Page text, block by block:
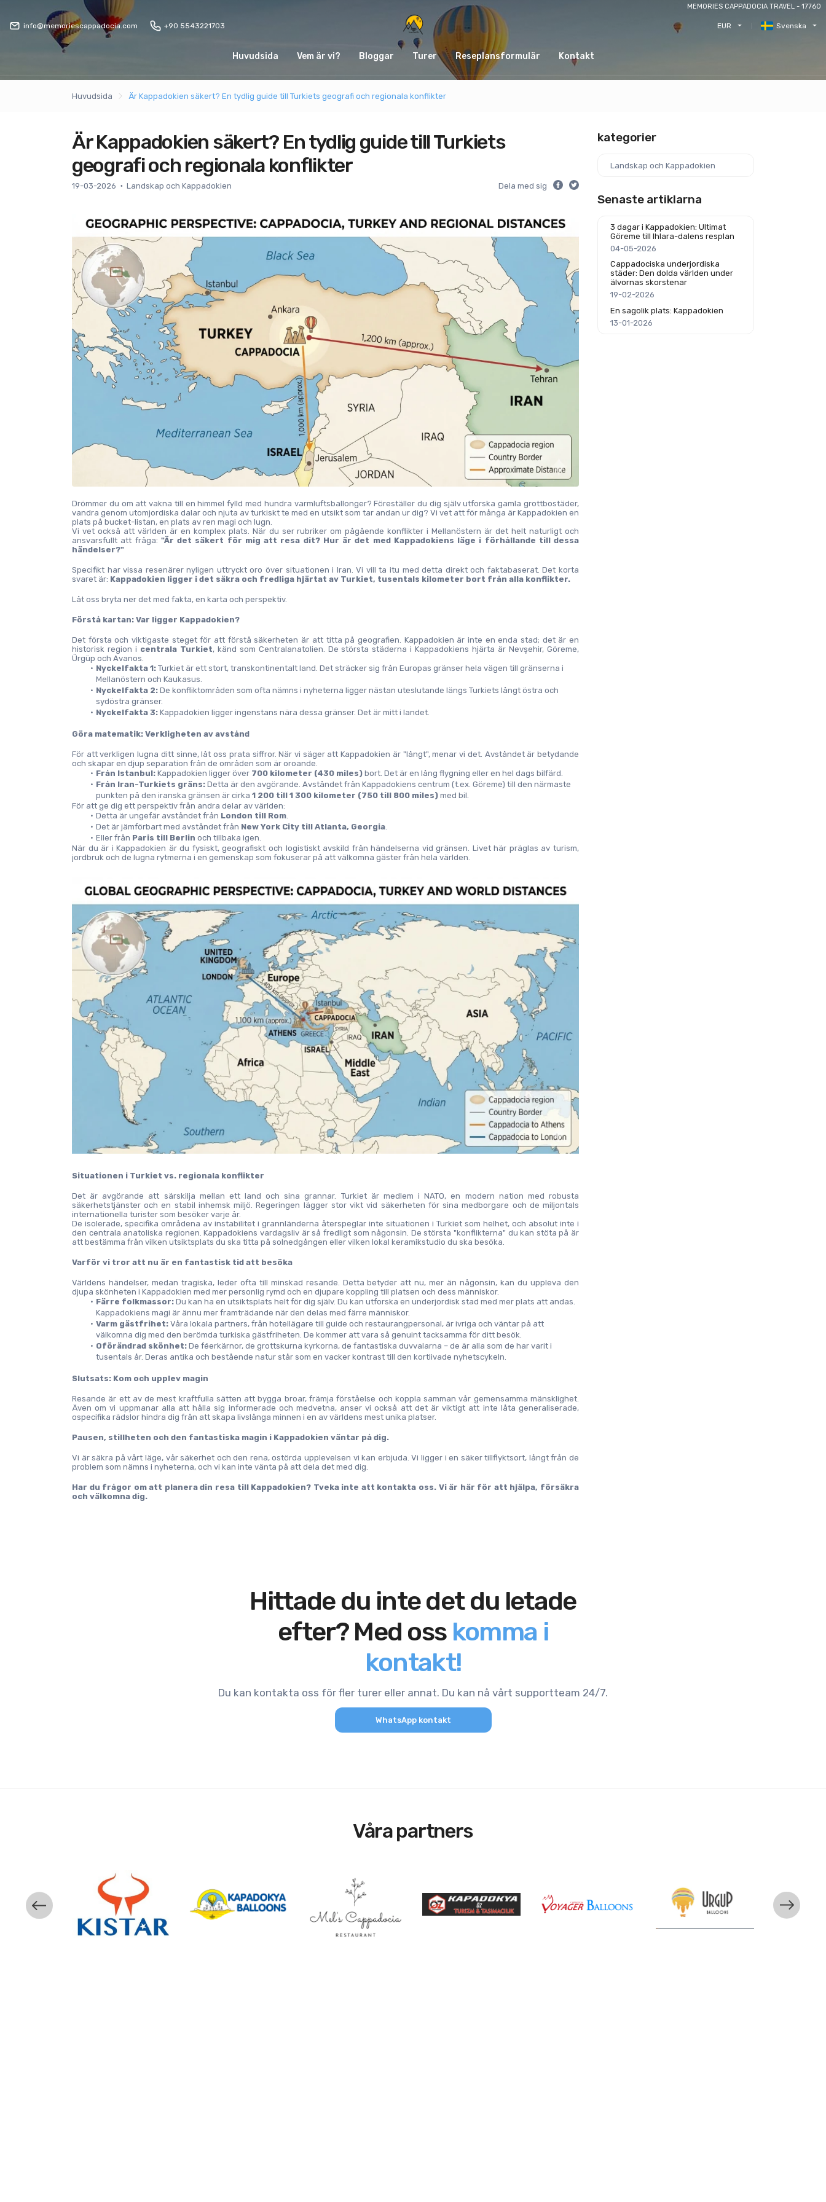
MEMORIES CAPPADOCIA TRAVEL - 17760
info@memoriescappadocia.com +90 5543221703 EUR Svenska
Huvudsida Vem är vi? Bloggar Turer Reseplansformulär Kontakt
Huvudsida Är Kappadokien säkert? En tydlig guide till Turkiets geografi och regionala konflikter
Är Kappadokien säkert? En tydlig guide till Turkiets
geografi och regionala konflikter
19-03-2026 Landskap och Kappadokien Dela med sig
Drömmer du om att vakna till en himmel fylld med hundra varmluftsballonger? Föreställer du dig själv utforska gamla grottbostäder,
vandra genom utomjordiska dalar och njuta av turkiskt te med en utsikt som tar andan ur dig? Vi vet att för många är Kappadokien en
plats på bucket-listan, en plats av ren magi och lugn.
Vi vet också att världen är en komplex plats. När du ser rubriker om pågående konflikter i Mellanöstern är det helt naturligt och
ansvarsfullt att fråga: "Är det säkert för mig att resa dit? Hur är det med Kappadokiens läge i förhållande till dessa
händelser?"
Specifikt har vissa resenärer nyligen uttryckt oro över situationen i Iran. Vi vill ta itu med detta direkt och faktabaserat. Det korta
svaret är: Kappadokien ligger i det säkra och fredliga hjärtat av Turkiet, tusentals kilometer bort från alla konflikter.
Låt oss bryta ner det med fakta, en karta och perspektiv.
Förstå kartan: Var ligger Kappadokien?
Det första och viktigaste steget för att förstå säkerheten är att titta på geografien. Kappadokien är inte en enda stad; det är en
historisk region i centrala Turkiet, känd som Centralanatolien. De största städerna i Kappadokiens hjärta är Nevşehir, Göreme,
Ürgüp och Avanos.
Nyckelfakta 1: Turkiet är ett stort, transkontinentalt land. Det sträcker sig från Europas gränser hela vägen till gränserna i
Mellanöstern och Kaukasus.
Nyckelfakta 2: De konfliktområden som ofta nämns i nyheterna ligger nästan uteslutande längs Turkiets långt östra och
sydöstra gränser.
Nyckelfakta 3: Kappadokien ligger ingenstans nära dessa gränser. Det är mitt i landet.
Göra matematik: Verkligheten av avstånd
För att verkligen lugna ditt sinne, låt oss prata siffror. När vi säger att Kappadokien är "långt", menar vi det. Avståndet är betydande
och skapar en djup separation från de områden som är oroande.
Från Istanbul: Kappadokien ligger över 700 kilometer (430 miles) bort. Det är en lång flygning eller en hel dags bilfärd.
Från Iran-Turkiets gräns: Detta är den avgörande. Avståndet från Kappadokiens centrum (t.ex. Göreme) till den närmaste
punkten på den iranska gränsen är cirka 1 200 till 1 300 kilometer (750 till 800 miles) med bil.
För att ge dig ett perspektiv från andra delar av världen:
Detta är ungefär avståndet från London till Rom.
Det är jämförbart med avståndet från New York City till Atlanta, Georgia.
Eller från Paris till Berlin och tillbaka igen.
När du är i Kappadokien är du fysiskt, geografiskt och logistiskt avskild från händelserna vid gränsen. Livet här präglas av turism,
jordbruk och de lugna rytmerna i en gemenskap som fokuserar på att välkomna gäster från hela världen.
Situationen i Turkiet vs. regionala konflikter
Det är avgörande att särskilja mellan ett land och sina grannar. Turkiet är medlem i NATO, en modern nation med robusta
säkerhetstjänster och en stabil inhemsk miljö. Regeringen lägger stor vikt vid säkerheten för sina medborgare och de miljontals
internationella turister som besöker varje år.
De isolerade, specifika områdena av instabilitet i grannländerna återspeglar inte situationen i Turkiet som helhet, och absolut inte i
den centrala anatoliska regionen. Kappadokiens vardagsliv är så fredligt som någonsin. De största "konflikterna" du kan stöta på är
att bestämma från vilken utsiktsplats du ska titta på solnedgången eller vilken lokal keramikstudio du ska besöka.
Varför vi tror att nu är en fantastisk tid att besöka
Världens händelser, medan tragiska, leder ofta till minskad resande. Detta betyder att nu, mer än någonsin, kan du uppleva den
djupa skönheten i Kappadokien med mer personlig rymd och en djupare koppling till platsen och dess människor.
Färre folkmassor: Du kan ha en utsiktsplats helt för dig själv. Du kan utforska en underjordisk stad med mer plats att andas.
Kappadokiens magi är ännu mer framträdande när den delas med färre människor.
Varm gästfrihet: Våra lokala partners, från hotellägare till guide och restaurangpersonal, är ivriga och väntar på att
välkomna dig med den berömda turkiska gästfriheten. De kommer att vara så genuint tacksamma för ditt besök.
Oförändrad skönhet: De féerkärnor, de grottskurna kyrkorna, de fantastiska duvvalarna – de är alla som de har varit i
tusentals år. Deras antika och bestående natur står som en vacker kontrast till den kortlivade nyhetscykeln.
Slutsats: Kom och upplev magin
Resande är ett av de mest kraftfulla sätten att bygga broar, främja förståelse och koppla samman vår gemensamma mänsklighet.
Även om vi uppmanar alla att hålla sig informerade och medvetna, anser vi också att det är viktigt att inte låta generaliserade,
ospecifika rädslor hindra dig från att skapa livslånga minnen i en av världens mest unika platser.
Pausen, stillheten och den fantastiska magin i Kappadokien väntar på dig.
Vi är säkra på vårt läge, vår säkerhet och den rena, ostörda upplevelsen vi kan erbjuda. Vi ligger i en säker tillflyktsort, långt från de
problem som nämns i nyheterna, och vi kan inte vänta på att dela det med dig.
Har du frågor om att planera din resa till Kappadokien? Tveka inte att kontakta oss. Vi är här för att hjälpa, försäkra
och välkomna dig.
kategorier
Landskap och Kappadokien
Senaste artiklarna
3 dagar i Kappadokien: Ultimat
Göreme till Ihlara-dalens resplan
04-05-2026
Cappadociska underjordiska
städer: Den dolda världen under
älvornas skorstenar
19-02-2026
En sagolik plats: Kappadokien
13-01-2026
Hittade du inte det du letade
efter? Med oss komma i
kontakt!
Du kan kontakta oss för fler turer eller annat. Du kan nå vårt supportteam 24/7.
WhatsApp kontakt
Våra partners